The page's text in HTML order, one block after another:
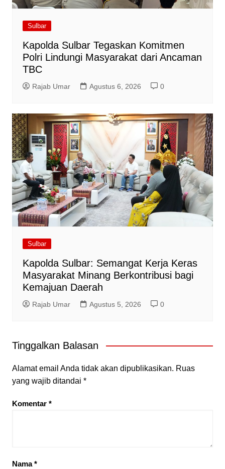
Sulbar
Kapolda Sulbar Tegaskan Komitmen
Polri Lindungi Masyarakat dari Ancaman
TBC
Rajab Umar Agustus 6, 2026 0
Sulbar
Kapolda Sulbar: Semangat Kerja Keras
Masyarakat Minang Berkontribusi bagi
Kemajuan Daerah
Rajab Umar Agustus 5, 2026 0
Tinggalkan Balasan
Alamat email Anda tidak akan dipublikasikan. Ruas
yang wajib ditandai *
Komentar *
Nama*